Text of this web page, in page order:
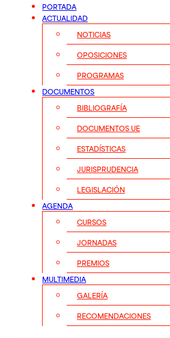
PORTADA
ACTUALIDAD
NOTICIAS
OPOSICIONES
PROGRAMAS
DOCUMENTOS
BIBLIOGRAFÍA
DOCUMENTOS UE
ESTADÍSTICAS
JURISPRUDENCIA
LEGISLACIÓN
AGENDA
CURSOS
JORNADAS
PREMIOS
MULTIMEDIA
GALERÍA
RECOMENDACIONES